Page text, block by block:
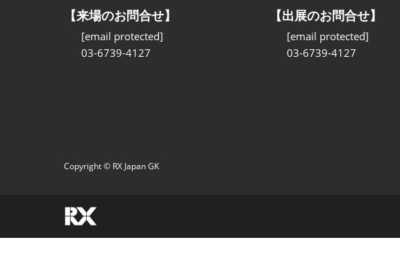
【来場のお問合せ】
[email protected]
03-6739-4127
【出展のお問合せ】
[email protected]
03-6739-4127
Copyright © RX Japan GK